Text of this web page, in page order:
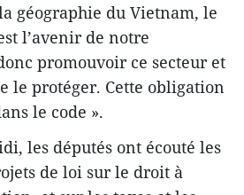
géographie du Vietnam, le
l’avenir de notre
promouvoir ce secteur et
le protéger. Cette obligation
le code ».
les députés ont écouté les
de loi sur le droit à